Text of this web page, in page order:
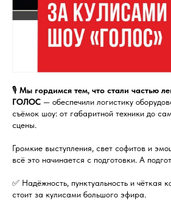
🎙 Мы гордимся тем, что стали частью
ГОЛОС — обеспечили логистику
съёмок шоу: от габаритной техники до
сцены.
Громкие выступления, свет софитов и
всё это начинается с подготовки. А
✅ Надёжность, пунктуальность и чёткая
стоит за кулисами большого эфира.